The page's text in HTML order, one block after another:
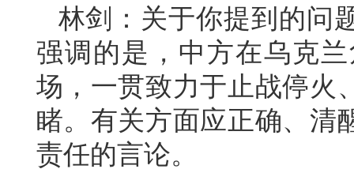
林剑：关于你提到的问
强调的是，中方在乌克
场，一贯致力于止战停火
睹。有关方面应正确、清
责任的言论。